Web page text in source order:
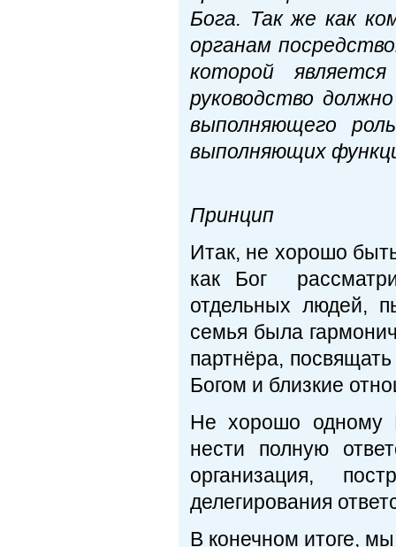
Бога. Так же как
органам
которой
руководство
выполняющего
выполняющих
Принцип
Итак, не хорошо
как Бог
отдельных людей,
семья была
партнёра,
Богом и близкие
Не хорошо одному
нести полную
организация,
делегирования
В конечном итоге,